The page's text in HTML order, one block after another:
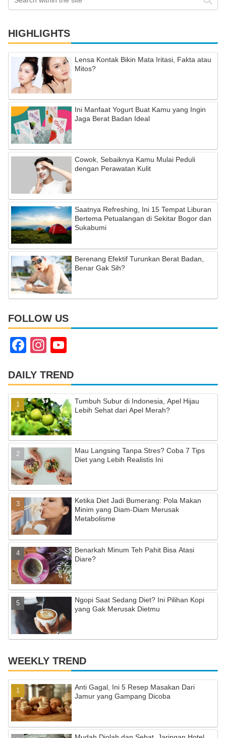
HIGHLIGHTS
Lensa Kontak Bikin Mata Iritasi, Fakta atau
Mitos?
Ini Manfaat Yogurt Buat Kamu yang Ingin
Jaga Berat Badan Ideal
Cowok, Sebaiknya Kamu Mulai Peduli
dengan Perawatan Kulit
Saatnya Refreshing, Ini 15 Tempat Liburan
Bertema Petualangan di Sekitar Bogor dan
Sukabumi
Berenang Efektif Turunkan Berat Badan,
Benar Gak Sih?
FOLLOW US
F
c
e
b
o
o
k
In
a
gr
a
m
u
T
u
b
e
C
h
a
n
n
el
DAILY TREND
Tumbuh Subur di Indonesia, Apel Hijau
Lebih Sehat dari Apel Merah?
Mau Langsing Tanpa Stres? Coba 7 Tips
Diet yang Lebih Realistis Ini
Ketika Diet Jadi Bumerang: Pola Makan
Minim yang Diam-Diam Merusak
Metabolisme
Benarkah Minum Teh Pahit Bisa Atasi
Diare?
Ngopi Saat Sedang Diet? Ini Pilihan Kopi
yang Gak Merusak Dietmu
WEEKLY TREND
Anti Gagal, Ini 5 Resep Masakan Dari
Jamur yang Gampang Dicoba